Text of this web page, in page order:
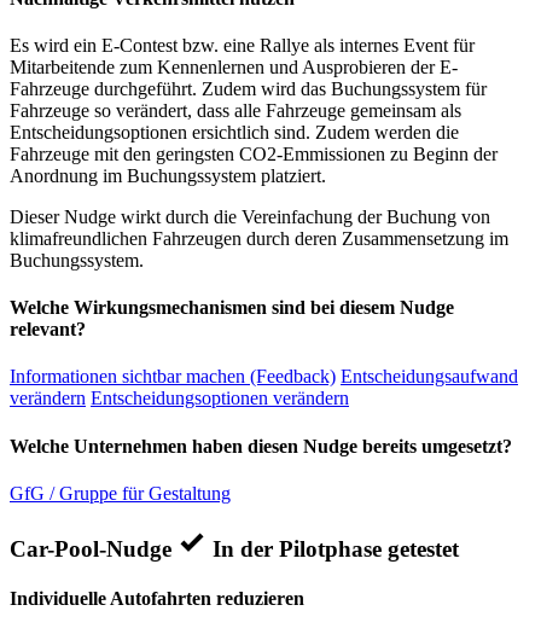
Es wird ein E-Contest bzw. eine Rallye als internes Event für
Mitarbeitende zum Kennenlernen und Ausprobieren der E-
Fahrzeuge durchgeführt. Zudem wird das Buchungssystem für
Fahrzeuge so verändert, dass alle Fahrzeuge gemeinsam als
Entscheidungsoptionen ersichtlich sind. Zudem werden die
Fahrzeuge mit den geringsten CO2-Emmissionen zu Beginn der
Anordnung im Buchungssystem platziert.
Dieser Nudge wirkt durch die Vereinfachung der Buchung von
klimafreundlichen Fahrzeugen durch deren Zusammensetzung im
Buchungssystem.
Welche Wirkungsmechanismen sind bei diesem Nudge
relevant?
Informationen sichtbar machen (Feedback) Entscheidungsaufwand
verändern Entscheidungsoptionen verändern
Welche Unternehmen haben diesen Nudge bereits umgesetzt?
GfG / Gruppe für Gestaltung
Car-Pool-Nudge In der Pilotphase getestet
Individuelle Autofahrten reduzieren